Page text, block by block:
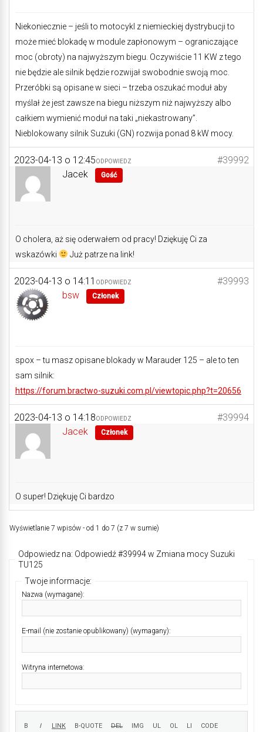
Niekoniecznie – jeśli to motocykl z niemieckiej dystrybucji to
może mieć blokadę w module zapłonowym – ograniczające
moc (obroty) na najwyższym biegu. Oczywiście 11 KW z tego
nie będzie ale silnik będzie rozwijał swobodnie swoją moc.
Przeróbki są opisane w sieci – trzeba oszukać moduł aby
myślał że jest zawsze na biegu niższym niż najwyższy albo
całkiem wymienić moduł na taki „niekastrowany”.
Nieblokowany silnik Suzuki (GN) rozwija ponad 8 kW mocy.
2023-04-13 o 12:45 #39992
ODPOWIEDZ
Jacek Gość
O cholera, aż się oderwałem od pracy! Dziękuję Ci za
wskazówki
Już patrze na link!
2023-04-13 o 14:11 #39993
ODPOWIEDZ
bsw Członek
spox – tu masz opisane blokady w Marauder 125 – ale to ten
sam silnik:
https://forum.bractwo-suzuki.com.pl/viewtopic.php?t=20656
2023-04-13 o 14:18 #39994
ODPOWIEDZ
Jacek Członek
O super! Dziękuję Ci bardzo
Wyświetlanie 7 wpisów - od 1 do 7 (z 7 w sumie)
Odpowiedz na: Odpowiedź #39994 w Zmiana mocy Suzuki
TU125
Twoje informacje:
Nazwa (wymagane):
E-mail (nie zostanie opublikowany) (wymagany):
Witryna internetowa: